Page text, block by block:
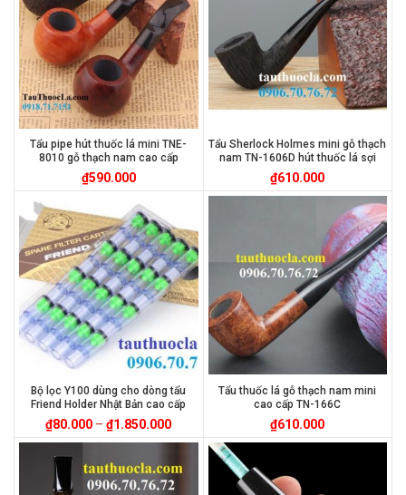
Tẩu pipe hút thuốc lá mini TNE-
8010 gỗ thạch nam cao cấp
₫590.000
Tẩu Sherlock Holmes mini gỗ thạch
nam TN-1606D hút thuốc lá sợi
₫610.000
Bộ lọc Y100 dùng cho dòng tẩu
Friend Holder Nhật Bản cao cấp
₫80.000 –₫1.850.000
Tẩu thuốc lá gỗ thạch nam mini
cao cấp TN-166C
₫610.000